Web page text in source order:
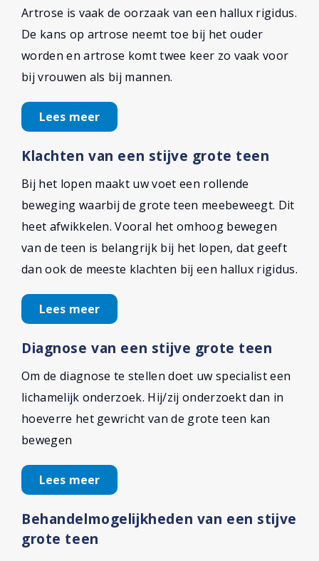
Artrose is vaak de oorzaak van een hallux rigidus.
De kans op artrose neemt toe bij het ouder
worden en artrose komt twee keer zo vaak voor
bij vrouwen als bij mannen.
Lees meer
Klachten van een stijve grote teen
Bij het lopen maakt uw voet een rollende
beweging waarbij de grote teen meebeweegt. Dit
heet afwikkelen. Vooral het omhoog bewegen
van de teen is belangrijk bij het lopen, dat geeft
dan ook de meeste klachten bij een hallux rigidus.
Lees meer
Diagnose van een stijve grote teen
Om de diagnose te stellen doet uw specialist een
lichamelijk onderzoek. Hij/zij onderzoekt dan in
hoeverre het gewricht van de grote teen kan
bewegen
Lees meer
Behandelmogelijkheden van een stijve
grote teen